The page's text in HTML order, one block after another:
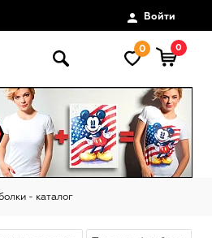
Войти
0 0
- каталог